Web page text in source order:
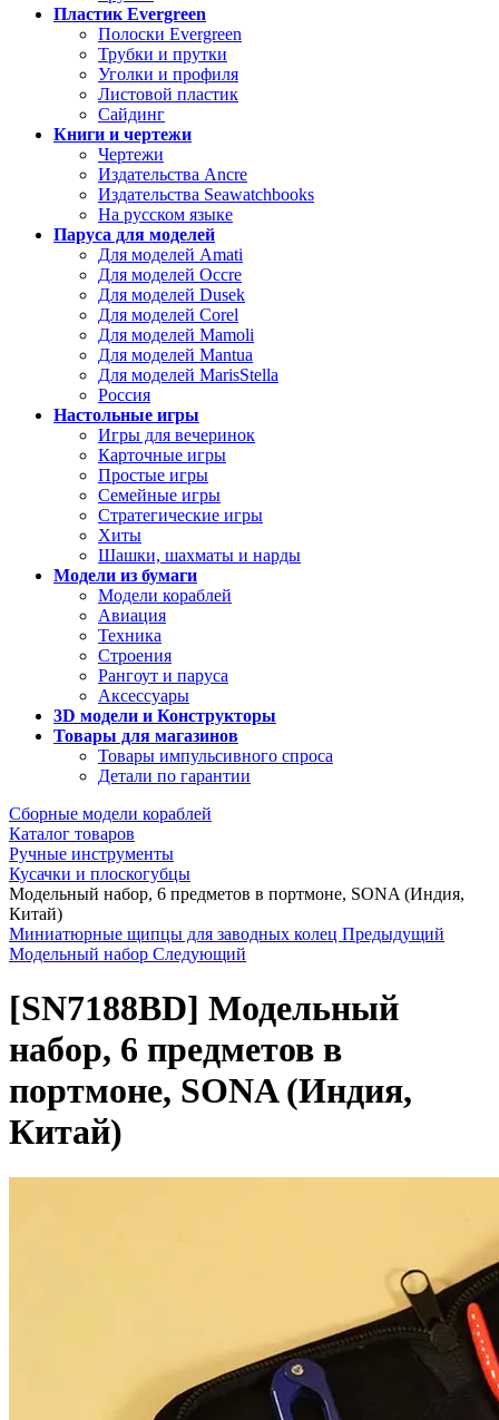
Пластик Evergreen
Полоски Evergreen
Трубки и прутки
Уголки и профиля
Листовой пластик
Сайдинг
Книги и чертежи
Чертежи
Издательства Ancre
Издательства Seawatchbooks
На русском языке
Паруса для моделей
Для моделей Amati
Для моделей Occre
Для моделей Dusek
Для моделей Corel
Для моделей Mamoli
Для моделей Mantua
Для моделей MarisStella
Россия
Настольные игры
Игры для вечеринок
Карточные игры
Простые игры
Семейные игры
Стратегические игры
Хиты
Шашки, шахматы и нарды
Модели из бумаги
Модели кораблей
Авиация
Техника
Строения
Рангоут и паруса
Аксессуары
3D модели и Конструкторы
Товары для магазинов
Товары импульсивного спроса
Детали по гарантии
Сборные модели кораблей
Каталог товаров
Ручные инструменты
Кусачки и плоскогубцы
Модельный набор, 6 предметов в портмоне, SONA (Индия,
Китай)
Миниатюрные щипцы для заводных колец Предыдущий
Модельный набор Следующий
[SN7188BD] Модельный
набор, 6 предметов в
портмоне, SONA (Индия,
Китай)